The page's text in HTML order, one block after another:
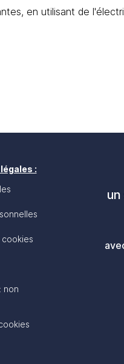
en utilisant de l
:
non